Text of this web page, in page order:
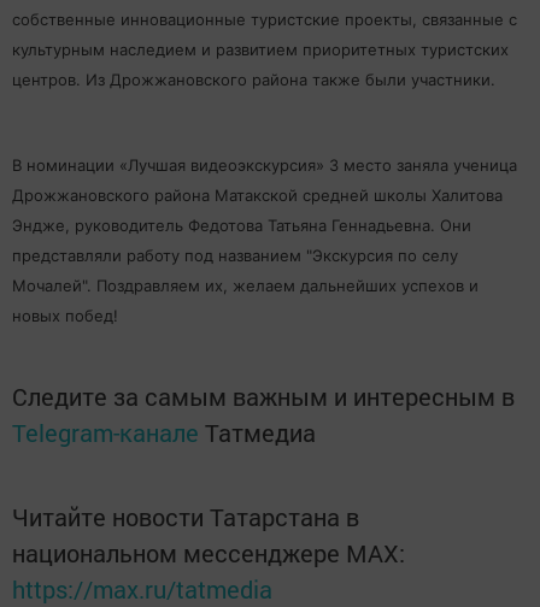
собственные инновационные туристские проекты, связанные с
культурным наследием и развитием приоритетных туристских
центров. Из Дрожжановского района также были участники.
В номинации «Лучшая видеоэкскурсия» 3 место заняла ученица
Дрожжановского района Матакской средней школы Халитова
Эндже, руководитель Федотова Татьяна Геннадьевна. Они
представляли работу под названием "Экскурсия по селу
Мочалей". Поздравляем их, желаем дальнейших успехов и
новых побед!
Следите за самым важным и интересным в
Telegram-канале Татмедиа
Читайте новости Татарстана в
национальном мессенджере MАХ:
https://max.ru/tatmedia